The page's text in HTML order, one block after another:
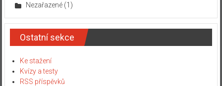
Nezařazené(1)
Ostatní sekce
Ke stažení
Kvízy a testy
RSS příspěvků